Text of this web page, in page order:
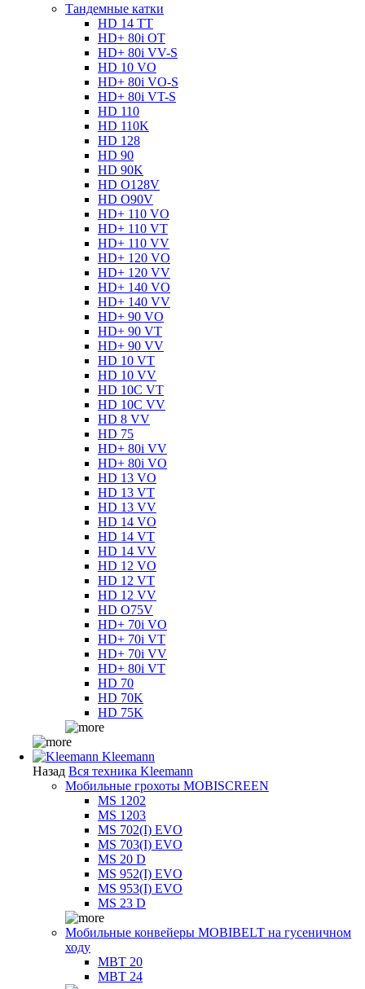
Тандемные катки
HD 14 TT
HD+ 80i OT
HD+ 80i VV-S
HD 10 VO
HD+ 80i VO-S
HD+ 80i VT-S
HD 110
HD 110K
HD 128
HD 90
HD 90K
HD O128V
HD O90V
HD+ 110 VO
HD+ 110 VT
HD+ 110 VV
HD+ 120 VO
HD+ 120 VV
HD+ 140 VO
HD+ 140 VV
HD+ 90 VO
HD+ 90 VT
HD+ 90 VV
HD 10 VT
HD 10 VV
HD 10C VT
HD 10C VV
HD 8 VV
HD 75
HD+ 80i VV
HD+ 80i VO
HD 13 VO
HD 13 VT
HD 13 VV
HD 14 VO
HD 14 VT
HD 14 VV
HD 12 VO
HD 12 VT
HD 12 VV
HD O75V
HD+ 70i VO
HD+ 70i VT
HD+ 70i VV
HD+ 80i VT
HD 70
HD 70K
HD 75K
Kleemann
Назад Вся техника Kleemann
Мобильные грохоты MOBISCREEN
MS 1202
MS 1203
MS 702(I) EVO
MS 703(I) EVO
MS 20 D
MS 952(I) EVO
MS 953(I) EVO
MS 23 D
Мобильные конвейеры MOBIBELT на гусеничном
ходу
MBT 20
MBT 24